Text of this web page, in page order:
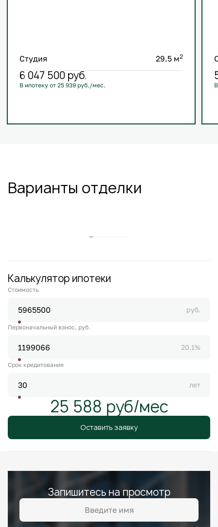
Студия 29.5 м2
6 047 500 руб.
В ипотеку от 25 939 руб./мес.
Варианты отделки
Калькулятор ипотеки
Стоимость
руб.
Первоначальный взнос, руб.
20.1%
Срок кредитования
лет
25 588 руб/мес
Оставить заявку
Запишитесь на просмотр